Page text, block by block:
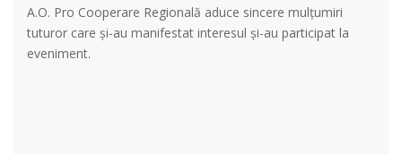
A.O. Pro Cooperare Regională aduce sincere mulțumiri
tuturor care și-au manifestat interesul și-au participat la
eveniment.